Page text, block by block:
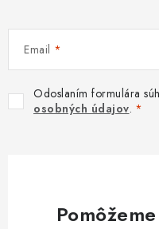
Email
Odoslaním formulára
osobných údajov.